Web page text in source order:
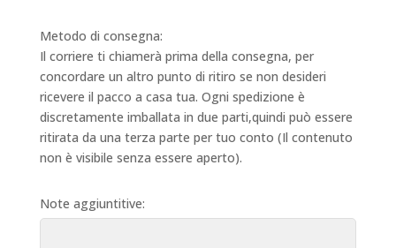
Metodo di consegna:
Il corriere ti chiamerà prima della consegna, per
concordare un altro punto di ritiro se non desideri
ricevere il pacco a casa tua. Ogni spedizione è
discretamente imballata in due parti,quindi può essere
ritirata da una terza parte per tuo conto (Il contenuto
non è visibile senza essere aperto).
Note aggiuntitive: